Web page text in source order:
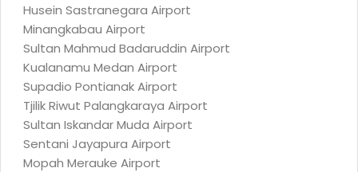
Husein Sastranegara Airport
Minangkabau Airport
Sultan Mahmud Badaruddin Airport
Kualanamu Medan Airport
Supadio Pontianak Airport
Tjilik Riwut Palangkaraya Airport
Sultan Iskandar Muda Airport
Sentani Jayapura Airport
Mopah Merauke Airport